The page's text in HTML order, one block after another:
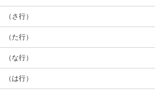
（さ行）
（た行）
（な行）
（は行）